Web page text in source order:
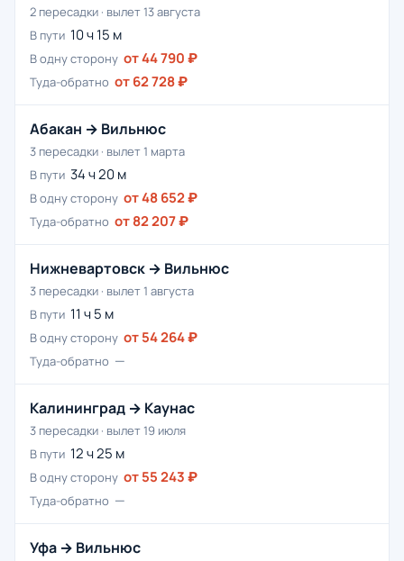
2 пересадки · вылет 13 августа
В пути 10 ч 15 м
В одну сторону от 44 790 ₽
Туда-обратно от 62 728 ₽
Абакан → Вильнюс
3 пересадки · вылет 1 марта
В пути 34 ч 20 м
В одну сторону от 48 652 ₽
Туда-обратно от 82 207 ₽
Нижневартовск → Вильнюс
3 пересадки · вылет 1 августа
В пути 11 ч 5 м
В одну сторону от 54 264 ₽
Туда-обратно —
Калининград → Каунас
3 пересадки · вылет 19 июля
В пути 12 ч 25 м
В одну сторону от 55 243 ₽
Туда-обратно —
Уфа → Вильнюс